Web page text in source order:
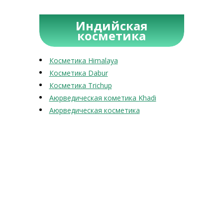
Индийская
косметика
Косметика Himalaya
Косметика Dabur
Косметика Trichup
Аюрведическая кометика Khadi
Аюрведическая косметика